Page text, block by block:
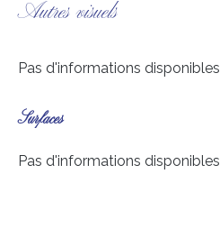
Autres visuels
Pas d'informations disponibles
Surfaces
Pas d'informations disponibles